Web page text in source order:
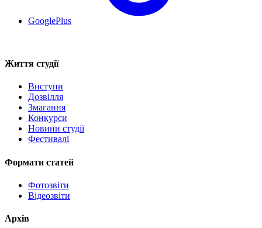
GooglePlus
Життя студії
Виступи
Дозвілля
Змагання
Конкурси
Новини студії
Фестивалі
Формати статей
Фотозвіти
Відеозвіти
Архів